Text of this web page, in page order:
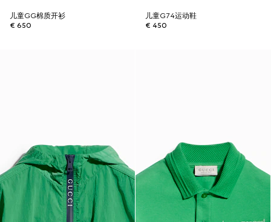
儿童GG棉质开衫
€ 650
儿童G74运动鞋
€ 450